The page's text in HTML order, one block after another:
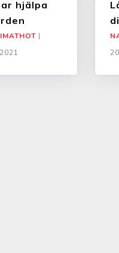
hjälpa
|